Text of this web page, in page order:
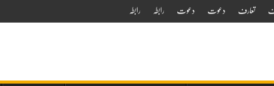
تعارف دعوت دعوت رابطہ رابطہ